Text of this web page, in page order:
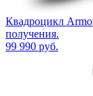
Квадроцикл
получения.
99 990 руб.